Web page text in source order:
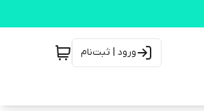
ورود | ثبت‌نام